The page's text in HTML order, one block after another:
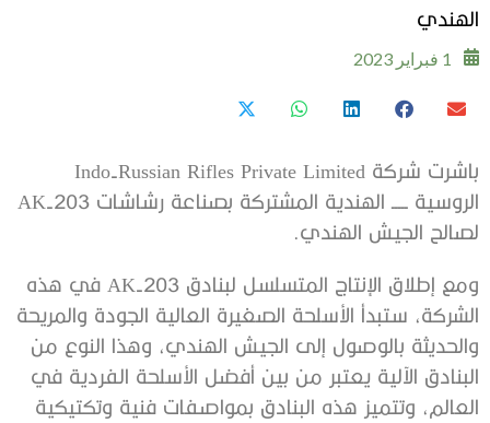
الهندي
1 فبراير 2023
باشرت شركة Indo-Russian Rifles Private Limited
الروسية ـــــ الهندية المشتركة بصناعة رشاشات AK-203
لصالح الجيش الهندي.
ومع إطلاق الإنتاج المتسلسل لبنادق AK-203 في هذه
الشركة، ستبدأ الأسلحة الصغيرة العالية الجودة والمريحة
والحديثة بالوصول إلى الجيش الهندي، وهذا النوع من
البنادق الآلية يعتبر من بين أفضل الأسلحة الفردية في
العالم، وتتميز هذه البنادق بمواصفات فنية وتكتيكية